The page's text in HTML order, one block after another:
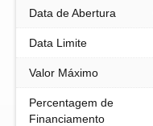
Data de Abertura
Data Limite
Valor Máximo
Percentagem de
Financiamento